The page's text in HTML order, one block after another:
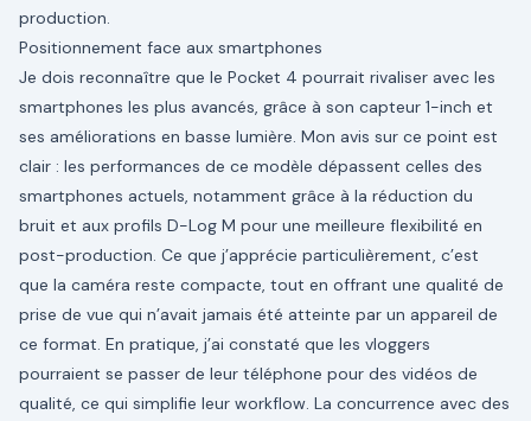
production.
Positionnement face aux smartphones
Je dois reconnaître que le Pocket 4 pourrait rivaliser avec les
smartphones les plus avancés, grâce à son capteur 1-inch et
ses améliorations en basse lumière. Mon avis sur ce point est
clair : les performances de ce modèle dépassent celles des
smartphones actuels, notamment grâce à la réduction du
bruit et aux profils D-Log M pour une meilleure flexibilité en
post-production. Ce que j’apprécie particulièrement, c’est
que la caméra reste compacte, tout en offrant une qualité de
prise de vue qui n’avait jamais été atteinte par un appareil de
ce format. En pratique, j’ai constaté que les vloggers
pourraient se passer de leur téléphone pour des vidéos de
qualité, ce qui simplifie leur workflow. La concurrence avec des